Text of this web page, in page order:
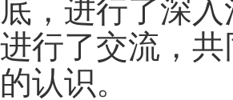
底，进行了深
进行了交流，
的认识。